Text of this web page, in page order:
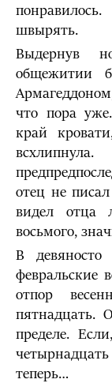
швырять.
Выдернув
общежитии
что пора
край
отец не
видел отца
восьмого,
В
февральские
отпор
пятнадцать.
пределе.
теперь…